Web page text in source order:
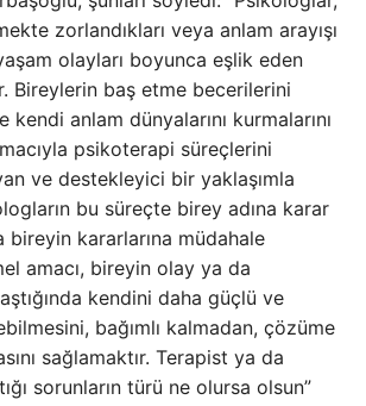
zorlandıkları veya anlam arayışı
olayları boyunca eşlik eden
Bireylerin baş etme becerilerini
anlam dünyalarını kurmalarını
psikoterapi süreçlerini
ve destekleyici bir yaklaşımla
bu süreçte birey adına karar
bireyin kararlarına müdahale
amacı, bireyin olay ya da
kendini daha güçlü ve
bağımlı kalmadan, çözüme
sağlamaktır. Terapist ya da
sorunların türü ne olursa olsun”